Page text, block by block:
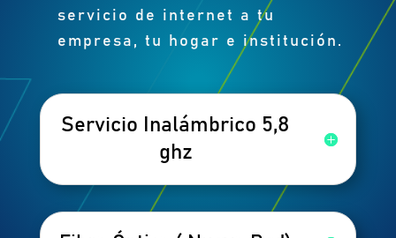
servicio de internet a tu
empresa, tu hogar e institución.
Servicio Inalámbrico 5,8
ghz